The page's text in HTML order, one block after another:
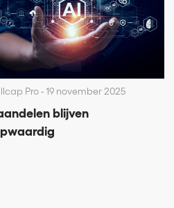
Pro 19 november 2025
blijven